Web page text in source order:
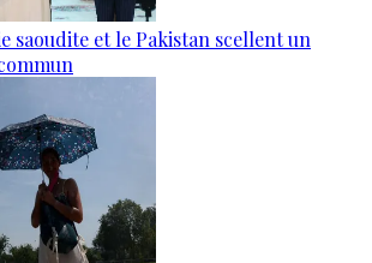
saoudite et le Pakistan scellent un